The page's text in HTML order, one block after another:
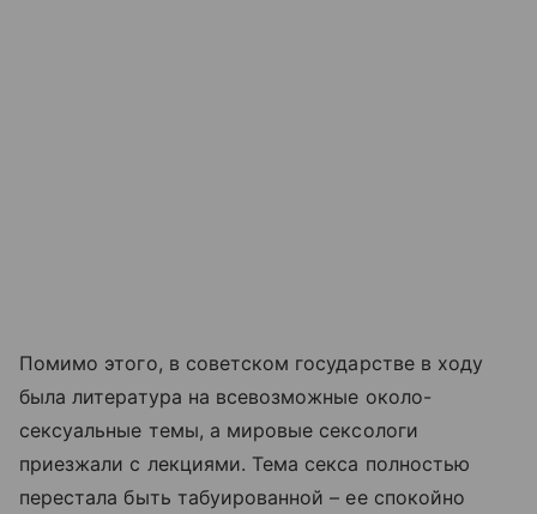
Помимо этого, в советском государстве в ходу
была литература на всевозможные около-
сексуальные темы, а мировые сексологи
приезжали с лекциями. Тема секса полностью
перестала быть табуированной – ее спокойно